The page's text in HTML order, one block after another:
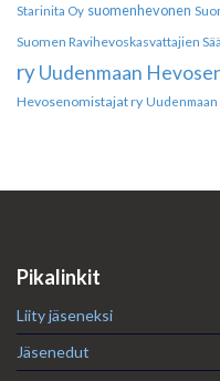
Starinita Oy suomenhevonen
Suomen Ravihevoskasvattajien
ryUudenmaan
Hevosenomistajat ry Uudenmaan
Pikalinkit
Liity jäseneksi
Jäsenedut